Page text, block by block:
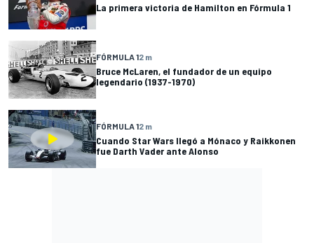
La primera victoria de Hamilton en Fórmula 1
FÓRMULA 12 m
Bruce McLaren, el fundador de un equipo
legendario (1937-1970)
FÓRMULA 12 m
Cuando Star Wars llegó a Mónaco y Raikkonen
fue Darth Vader ante Alonso